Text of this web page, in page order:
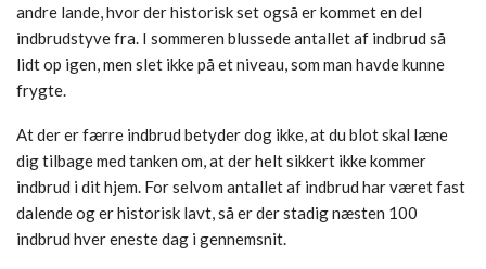
andre lande, hvor der historisk set også er kommet en del
indbrudstyve fra. I sommeren blussede antallet af indbrud så
lidt op igen, men slet ikke på et niveau, som man havde kunne
frygte.
At der er færre indbrud betyder dog ikke, at du blot skal læne
dig tilbage med tanken om, at der helt sikkert ikke kommer
indbrud i dit hjem. For selvom antallet af indbrud har været fast
dalende og er historisk lavt, så er der stadig næsten 100
indbrud hver eneste dag i gennemsnit.